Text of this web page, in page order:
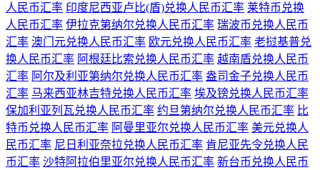
人民币汇率 印度尼西亚卢比(盾)兑换人民币汇率 莱特币兑换
人民币汇率 伊拉克第纳尔兑换人民币汇率 瑞波币兑换人民币
汇率 澳门元兑换人民币汇率 欧元兑换人民币汇率 老挝基普兑
换人民币汇率 阿根廷比索兑换人民币汇率 越南盾兑换人民币
汇率 阿尔及利亚第纳尔兑换人民币汇率 盎司金子兑换人民币
汇率 马来西亚林吉特兑换人民币汇率 埃及镑兑换人民币汇率
保加利亚列瓦兑换人民币汇率 约旦第纳尔兑换人民币汇率 比
特币兑换人民币汇率 阿曼里亚尔兑换人民币汇率 美元兑换人
民币汇率 尼日利亚奈拉兑换人民币汇率 肯尼亚先令兑换人民
币汇率 沙特阿拉伯里亚尔兑换人民币汇率 新台币兑换人民币